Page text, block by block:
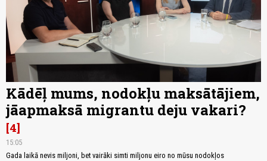
Kādēļ mums, nodokļu maksātājiem,
jāapmaksā migrantu deju vakari?
4
15:05
Gada laikā nevis miljoni, bet vairāki simti miljonu eiro no mūsu nodokļos